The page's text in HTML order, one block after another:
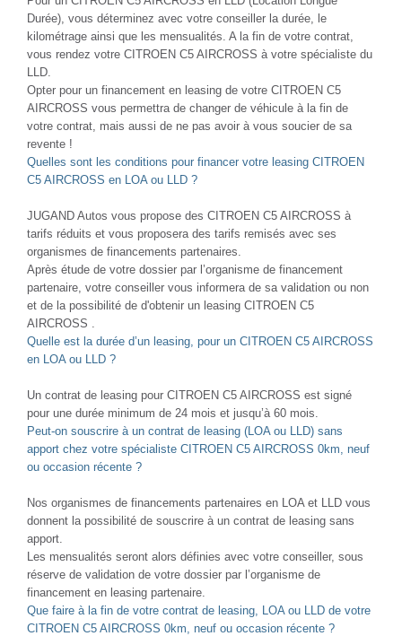
Durée), vous déterminez avec votre conseiller la durée, le
kilométrage ainsi que les mensualités. A la fin de votre contrat,
vous rendez votre CITROEN C5 AIRCROSS à votre spécialiste du
LLD.
Opter pour un financement en leasing de votre CITROEN C5
AIRCROSS vous permettra de changer de véhicule à la fin de
votre contrat, mais aussi de ne pas avoir à vous soucier de sa
revente !
Quelles sont les conditions pour financer votre leasing CITROEN
C5 AIRCROSS en LOA ou LLD ?
JUGAND Autos vous propose des CITROEN C5 AIRCROSS à
tarifs réduits et vous proposera des tarifs remisés avec ses
organismes de financements partenaires.
Après étude de votre dossier par l’organisme de financement
partenaire, votre conseiller vous informera de sa validation ou non
et de la possibilité de d'obtenir un leasing CITROEN C5
AIRCROSS .
Quelle est la durée d’un leasing, pour un CITROEN C5 AIRCROSS
en LOA ou LLD ?
Un contrat de leasing pour CITROEN C5 AIRCROSS est signé
pour une durée minimum de 24 mois et jusqu’à 60 mois.
Peut-on souscrire à un contrat de leasing (LOA ou LLD) sans
apport chez votre spécialiste CITROEN C5 AIRCROSS 0km, neuf
ou occasion récente ?
Nos organismes de financements partenaires en LOA et LLD vous
donnent la possibilité de souscrire à un contrat de leasing sans
apport.
Les mensualités seront alors définies avec votre conseiller, sous
réserve de validation de votre dossier par l’organisme de
financement en leasing partenaire.
Que faire à la fin de votre contrat de leasing, LOA ou LLD de votre
CITROEN C5 AIRCROSS 0km, neuf ou occasion récente ?